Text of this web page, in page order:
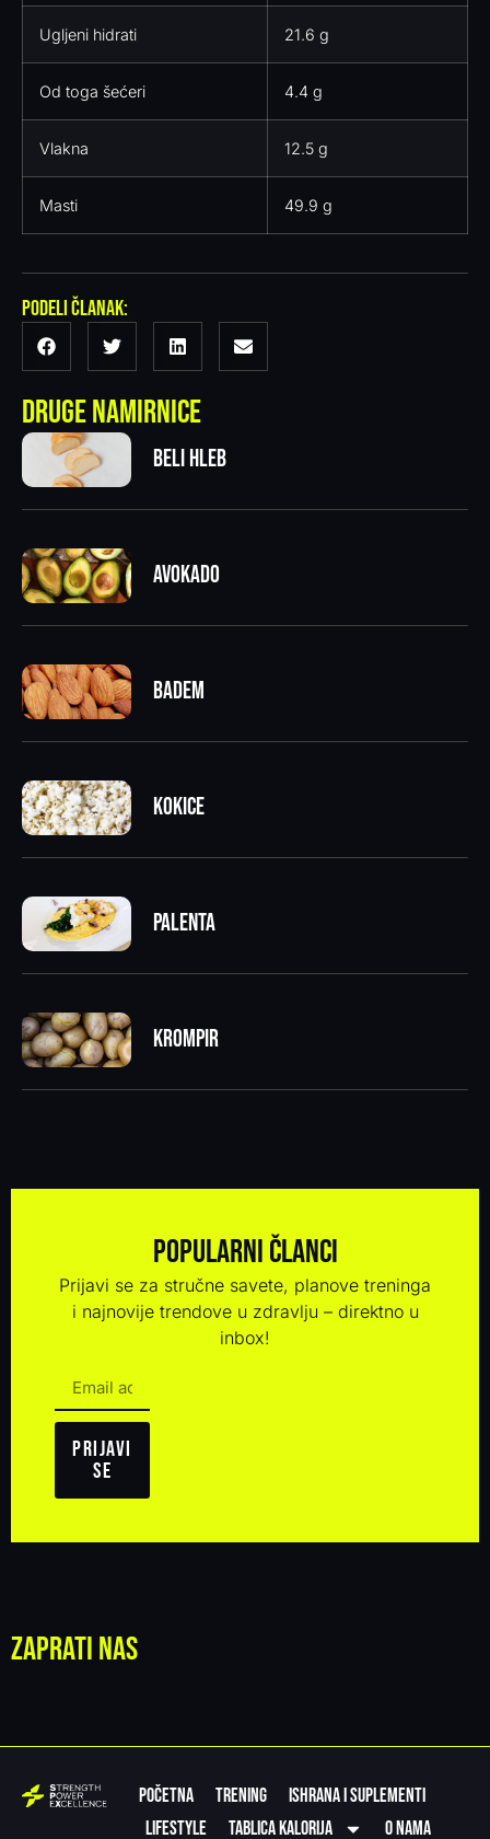
Ugljeni hidrati 21.6 g
Od toga šećeri 4.4 g
Vlakna 12.5 g
Masti 49.9 g
Podeli članak:
Druge namirnice
Beli hleb
Avokado
Badem
Kokice
Palenta
Krompir
Popularni članci
Prijavi se za stručne savete, planove treninga
i najnovije trendove u zdravlju – direktno u
inbox!
Prijavi
se
Zaprati nas
Početna Trening
Ishrana i suplementi
Lifestyle
Tablica kalorija O nama